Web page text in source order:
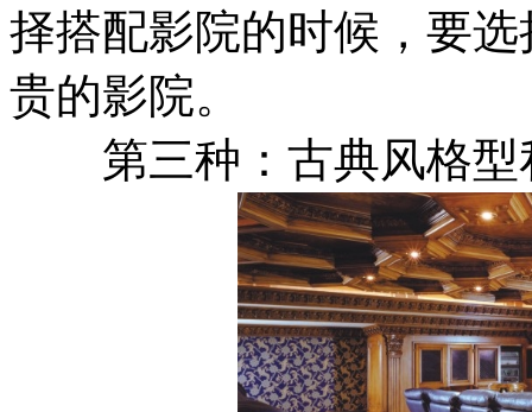
择搭配影院的时候，要
贵的影院。
第三种：古典风格型